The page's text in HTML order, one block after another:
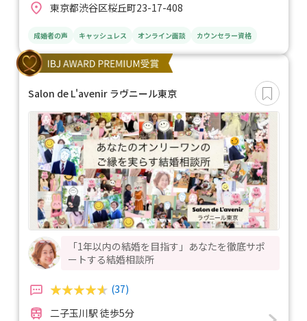
東京都渋谷区桜丘町23-17-408
成婚者の声 キャッシュレス オンライン面談 カウンセラー資格
Salon de L'avenir ラヴニール東京
「1年以内の結婚を目指す」あなたを徹底サポ
ートする結婚相談所
(37)
二子玉川駅 徒歩5分